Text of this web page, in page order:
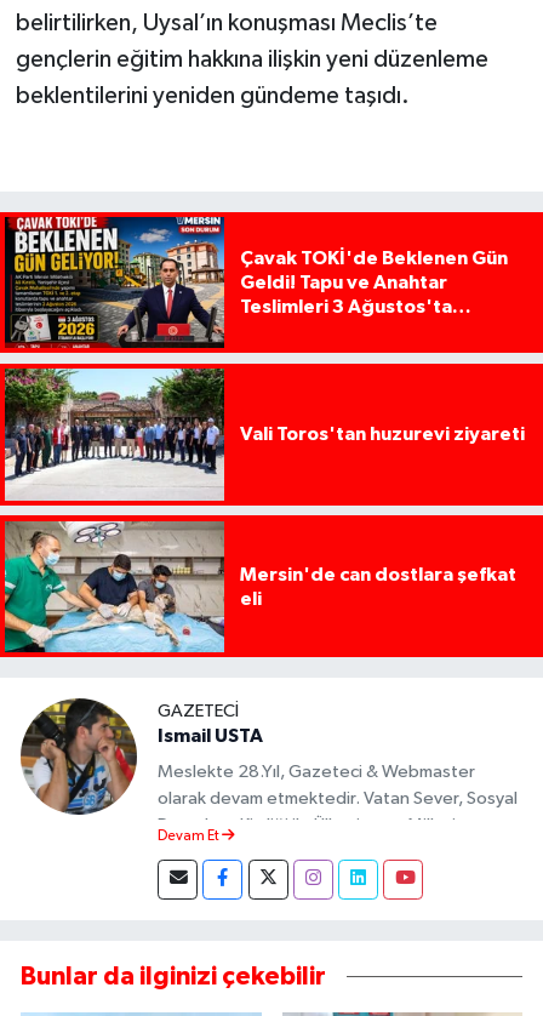
belirtilirken, Uysal’ın konuşması Meclis’te
gençlerin eğitim hakkına ilişkin yeni düzenleme
beklentilerini yeniden gündeme taşıdı.
Çavak TOKİ'de Beklenen Gün
Geldi! Tapu ve Anahtar
Teslimleri 3 Ağustos'ta
Vali Toros'tan huzurevi ziyareti
Mersin'de can dostlara şefkat
eli
GAZETECI
Ismail USTA
Meslekte 28.Yıl, Gazeteci & Webmaster
olarak devam etmektedir. Vatan Sever, Sosyal
Demokrat Kimliği ile Ülkesine ve Milletine
almıştır.
Devam Et
Bunlar da ilginizi çekebilir